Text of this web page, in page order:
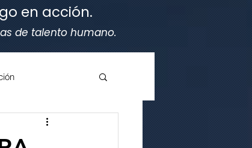
en acción.
de talento humano.